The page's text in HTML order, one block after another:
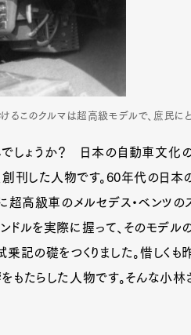
このクルマは超高級モデルで、庶民に
しょうか？ 日本の自動車文化
刊した人物です。60年代の日本
超高級車のメルセデス・ベンツの
ドルを実際に握って、そのモデル
記の礎をつくりました。惜しくも
たらした人物です。そんな小林